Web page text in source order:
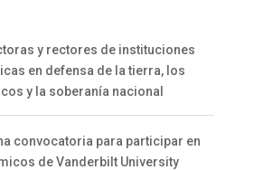
y rectores de instituciones
en defensa de la tierra, los
y la soberanía nacional
convocatoria para participar en
de Vanderbilt University